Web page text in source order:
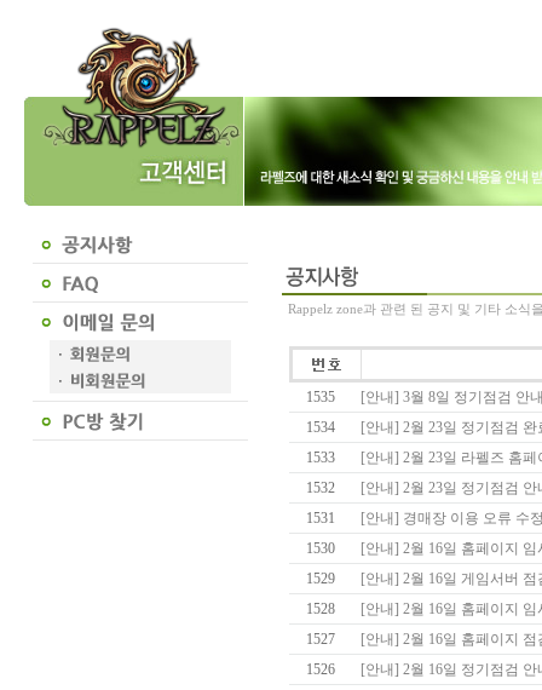
Rappelz zone과 관련 된 공지 및 기타 소식
1535
[안내] 3월 8일 정기점검 안
1534
[안내] 2월 23일 정기점검
1533
[안내] 2월 23일 라펠즈 홈
1532
[안내] 2월 23일 정기점검
1531
[안내] 경매장 이용 오류 수
1530
[안내] 2월 16일 홈페이지
1529
[안내] 2월 16일 게임서버
1528
[안내] 2월 16일 홈페이지
1527
[안내] 2월 16일 홈페이지
1526
[안내] 2월 16일 정기점검